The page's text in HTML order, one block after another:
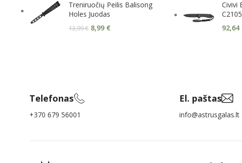
Treniruočių Peilis Balisong
Holes Juodas
13,99€ 8,99 €
Civivi
92,64
Telefonas
+370 679 56001
El. paštas
info@astrusgalas.lt